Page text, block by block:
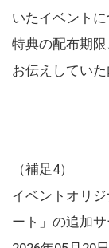
いたイベント
特典の配布期
お伝えしてい
（補足4）
イベントオリ
ート」の追加